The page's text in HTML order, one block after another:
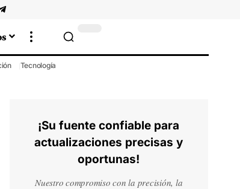
Tecnología
¡Su fuente confiable para
actualizaciones precisas y
oportunas!
Nuestro compromiso con la precisión, la